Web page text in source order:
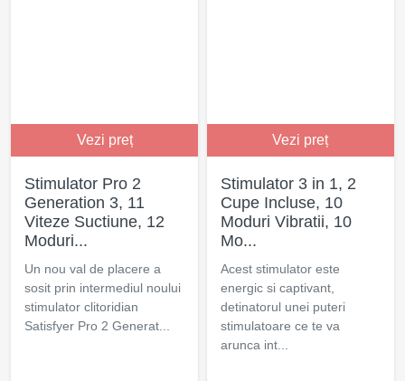
Vezi preț
Stimulator Pro 2
Generation 3, 11
Viteze Suctiune, 12
Moduri...
Un nou val de placere a
sosit prin intermediul noului
stimulator clitoridian
Satisfyer Pro 2 Generat...
Vezi preț
Stimulator 3 in 1, 2
Cupe Incluse, 10
Moduri Vibratii, 10
Mo...
Acest stimulator este
energic si captivant,
detinatorul unei puteri
stimulatoare ce te va
arunca int...